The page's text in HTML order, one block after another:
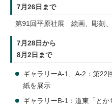
7月26日まで
第91回平原社展 絵画、彫刻
7月28日から
8月2日まで
ギャラリーA-1、A-2：第
紙を展示
ギャラリーB-1：道東「と